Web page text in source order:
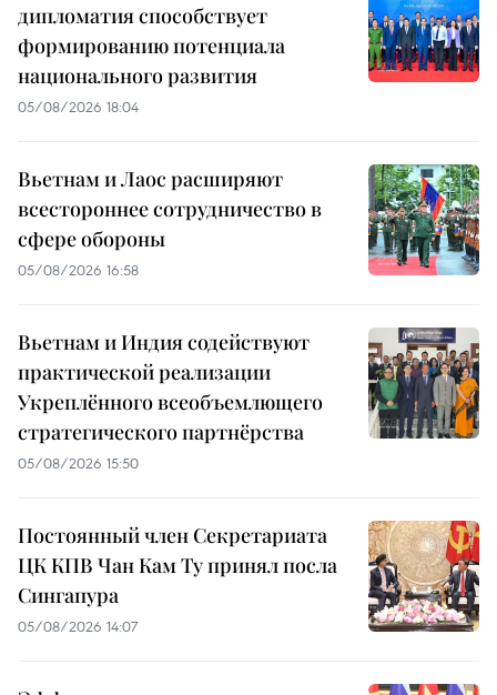
дипломатия способствует
формированию потенциала
национального развития
05/08/2026 18:04
Вьетнам и Лаос расширяют
всестороннее сотрудничество в
сфере обороны
05/08/2026 16:58
Вьетнам и Индия содействуют
практической реализации
Укреплённого всеобъемлющего
стратегического партнёрства
05/08/2026 15:50
Постоянный член Секретариата
ЦК КПВ Чан Кам Ту принял посла
Сингапура
05/08/2026 14:07